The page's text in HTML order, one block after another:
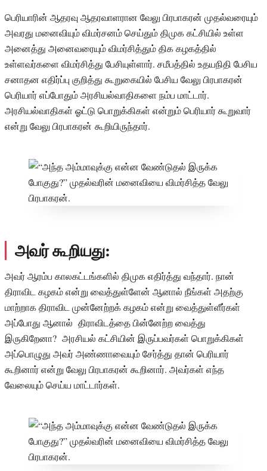
பெரியாரின் ஆதரவு ஆதரவாளரான வேலு பிரபாகரன் முதல்வரையும்
அவரது மனைவியும் விமர்சனம் செய்தும் திமுக கட்சியில் உள்ள
அனைத்து அனைவரையும் விமர்சித்தும் திக கழகத்தில்
உள்ளவர்களை விமர்சித்து பேசியுள்ளார். சமீபத்தில் உதயநிதி பேசிய
சனாதன எதிர்ப்பு குறித்து கூறுகையில் பேசிய வேலு பிரபாகரன்
பெரியார் எப்போதும் அரசியல்வாதிகளை நம்ப மாட்டார்.
அரசியல்வாதிகள் ஓட்டு பொறுக்கிகள் என்றும் பெரியார் கூறுவார்
என்று வேலு பிரபாகரன் கூறியிருந்தார்.
அவர் கூறியது:
அவர் ஆரம்ப காலகட்டங்களில் திமுக எதிர்த்து வந்தார். நான்
திராவிட கழகம் என்று வைத்துள்ளேன் ஆனால் நீங்கள் அதற்கு
மாற்றாக திராவிட முன்னேற்றக் கழகம் என்று வைத்துள்ளீர்கள்
அப்போது ஆனால் திராவிடத்தை பின்னேற்ற வைத்து
இருகிறேனா? அரசியல் கட்சியின் இருப்பவர்கள் பொறுக்கிகள்
அப்பொழுது அவர் அண்ணாவையும் சேர்த்து தான் பெரியார்
கூறினார் என்று வேலு பிரபாகரன் கூறினார். அவர்கள் எந்த
வேலையும் செய்ய மாட்டார்கள்.